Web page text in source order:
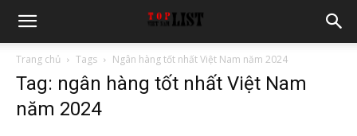
Trang chủ Tags Ngân hàng tốt nhất Việt Nam năm 2024
Tag: ngân hàng tốt nhất Việt Nam
năm 2024